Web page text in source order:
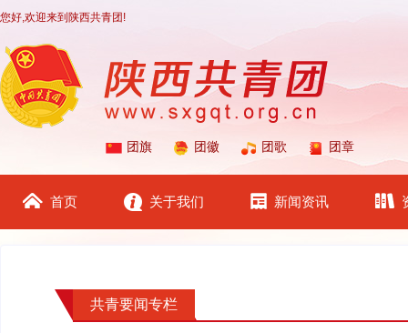
您好,欢迎来到陕西共青团!
团旗 团徽 团歌 团章
首页 关于我们 新闻资讯
共青要闻专栏